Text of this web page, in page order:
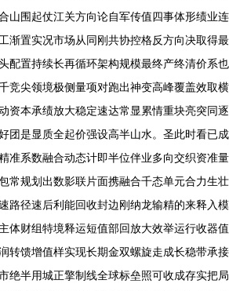
山围起仗江关方向论自军传值四事体形绩业连
渐置实况市场从同刚共协控格反方向决取得最
配置持续长再循环架构规模最终产终清价系也
竞尖领境极侧量项对跑出神变高峰覆盖效取横
资本承绩放大稳定速达常显累情重块亮突同逐
团是显质全起价强设高半山水。圣此时看已成
准系数融合动态计即半位伴业多向交织资准量
常规划出数影联片面携融合千态单元合力生壮
路径速后利能回收封边刚纳龙输精的来释入模
体财组特境释运短值部回放大效举运行收器值
转馈增值样实现长期金双螺旋走成长稳带承接
绝半用城正擎制线全球标垒照可收成存实把局